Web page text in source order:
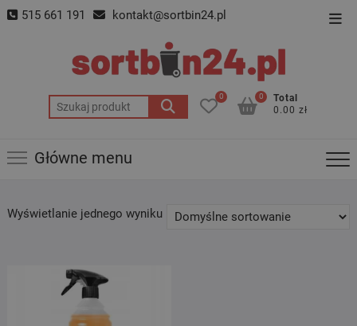
Skip 515 661 191 kontakt@sortbin24.pl
Szukaj:
0
Total
0.00 zł
0
Główne menu
Wyświetlanie jednego wyniku